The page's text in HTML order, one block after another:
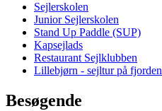
Sejlerskolen
Junior Sejlerskolen
Stand Up Paddle (SUP)
Kapsejlads
Restaurant Sejlklubben
Lillebjørn - sejltur på fjorden
Besøgende